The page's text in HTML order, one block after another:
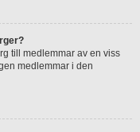
till medlemmar av en viss
medlemmar i den